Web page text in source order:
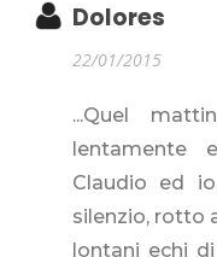
Dolores
22/01/2015
...Quel
lentamente
Claudio ed
silenzio, rotto
lontani echi